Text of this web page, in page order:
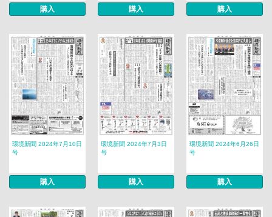
購入 購入 購入
環境新聞 2024年7月10日
号
購入
環境新聞 2024年7月3日
号
購入
環境新聞 2024年6月26日
号
購入